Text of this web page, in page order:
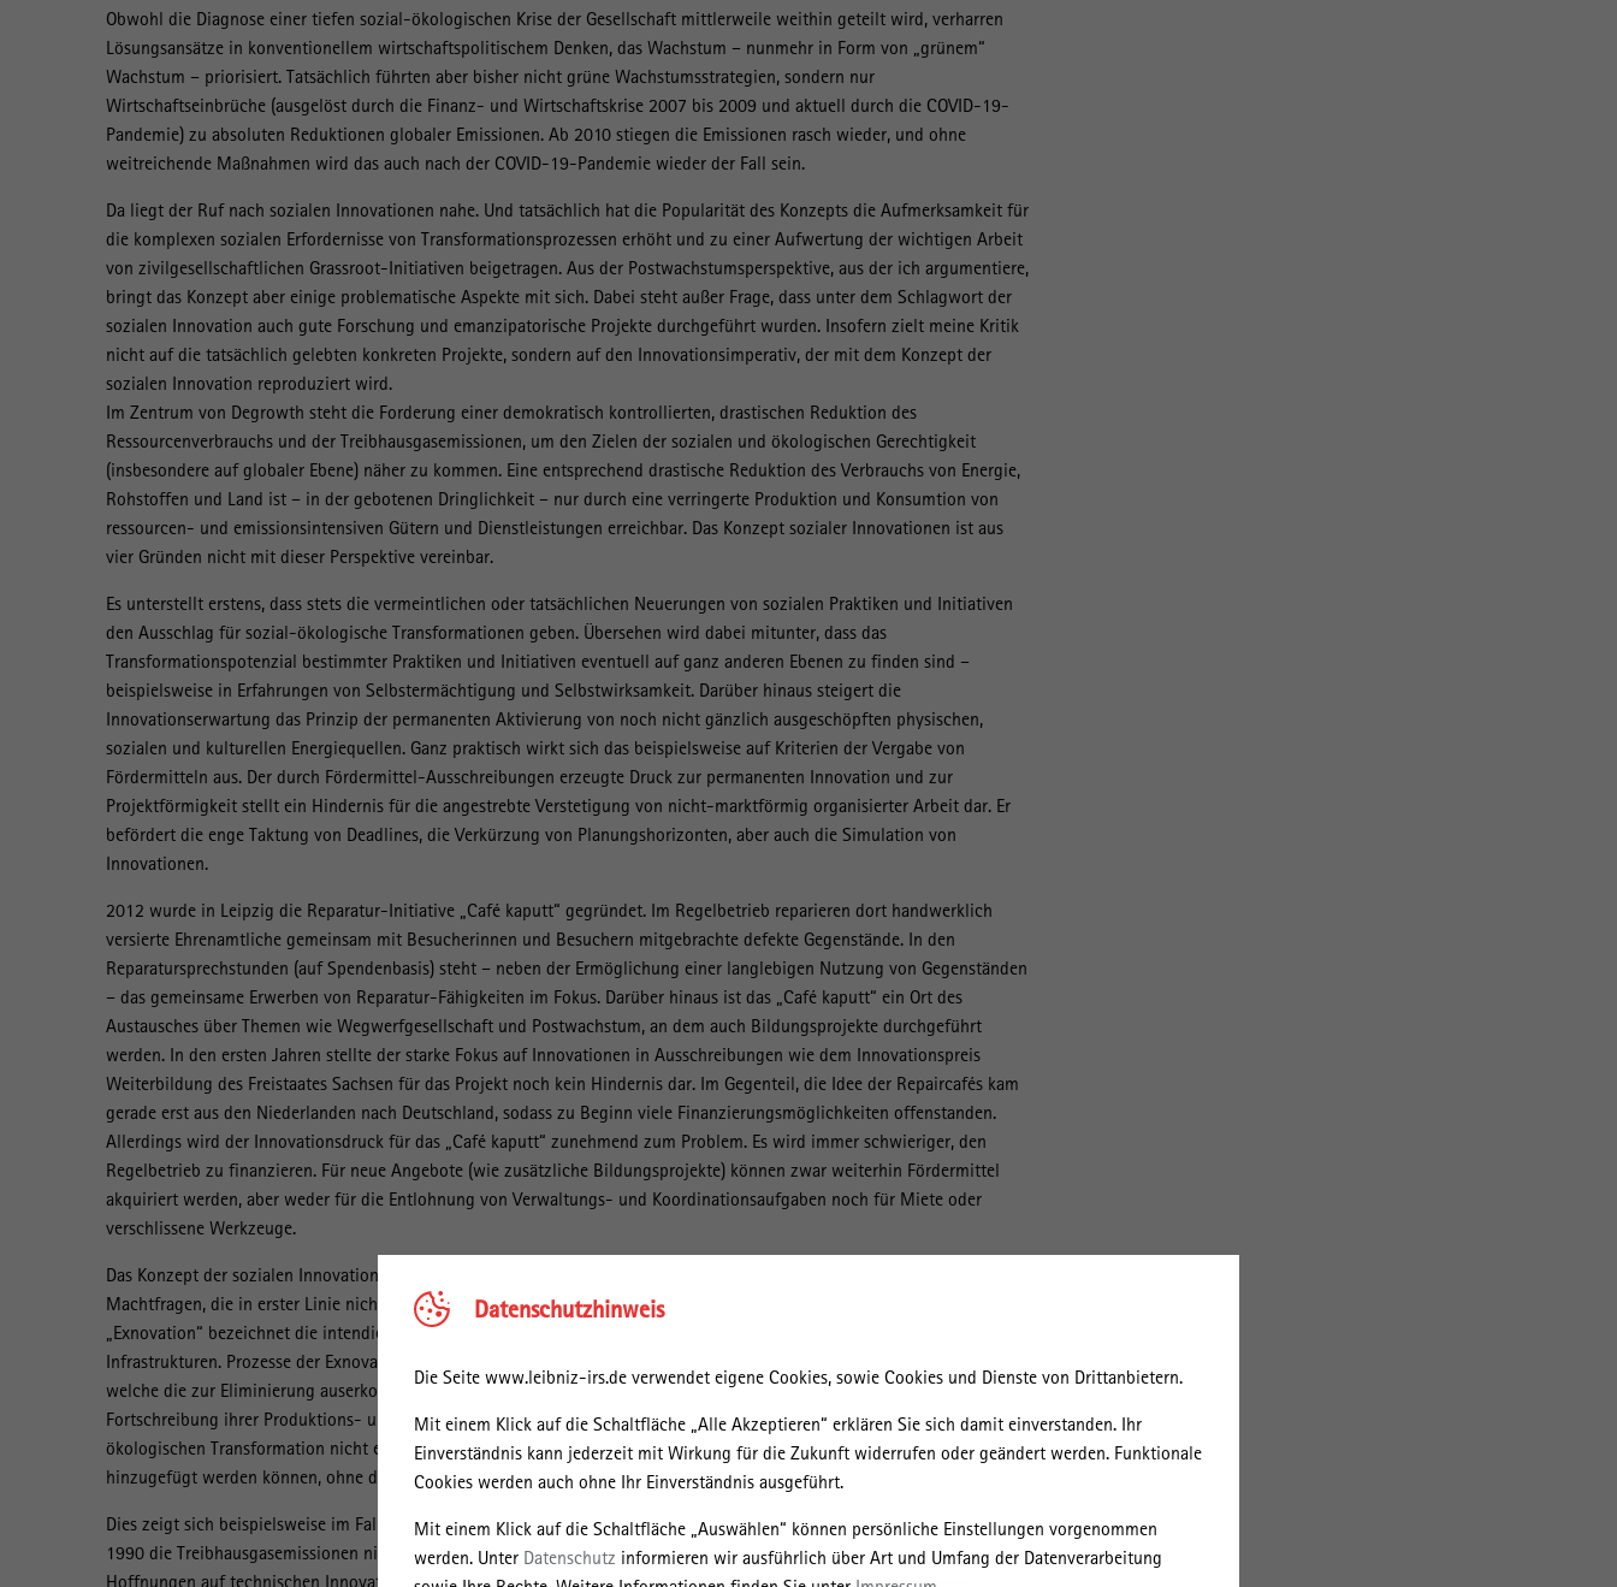
Datenschutzhinweis
Die Seite www.leibniz-irs.de verwendet eigene Cookies, sowie Cookies und Dienste von Drittanbietern.
Mit einem Klick auf die Schaltfläche „Alle Akzeptieren“ erklären Sie sich damit einverstanden. Ihr
Einverständnis kann jederzeit mit Wirkung für die Zukunft widerrufen oder geändert werden. Funktionale
Cookies werden auch ohne Ihr Einverständnis ausgeführt.
Mit einem Klick auf die Schaltfläche „Auswählen“ können persönliche Einstellungen vorgenommen
werden. Unter Datenschutz informieren wir ausführlich über Art und Umfang der Datenverarbeitung
Obwohl die Diagnose einer tiefen sozial-ökologischen Krise der Gesellschaft mittlerweile weithin geteilt wird, verharren
Lösungsansätze in konventionellem wirtschaftspolitischem Denken, das Wachstum – nunmehr in Form von „grünem“
Wachstum – priorisiert. Tatsächlich führten aber bisher nicht grüne Wachstumsstrategien, sondern nur
Wirtschaftseinbrüche (ausgelöst durch die Finanz- und Wirtschaftskrise 2007 bis 2009 und aktuell durch die COVID-19-
Pandemie) zu absoluten Reduktionen globaler Emissionen. Ab 2010 stiegen die Emissionen rasch wieder, und ohne
weitreichende Maßnahmen wird das auch nach der COVID-19-Pandemie wieder der Fall sein.
Da liegt der Ruf nach sozialen Innovationen nahe. Und tatsächlich hat die Popularität des Konzepts die Aufmerksamkeit für
die komplexen sozialen Erfordernisse von Transformationsprozessen erhöht und zu einer Aufwertung der wichtigen Arbeit
von zivilgesellschaftlichen Grassroot-Initiativen beigetragen. Aus der Postwachstumsperspektive, aus der ich argumentiere,
bringt das Konzept aber einige problematische Aspekte mit sich. Dabei steht außer Frage, dass unter dem Schlagwort der
sozialen Innovation auch gute Forschung und emanzipatorische Projekte durchgeführt wurden. Insofern zielt meine Kritik
nicht auf die tatsächlich gelebten konkreten Projekte, sondern auf den Innovationsimperativ, der mit dem Konzept der
sozialen Innovation reproduziert wird.
Im Zentrum von Degrowth steht die Forderung einer demokratisch kon­trollierten, drastischen Reduktion des
Ressourcenverbrauchs und der Treibhausgasemissionen, um den Zielen der sozialen und ökologischen Gerechtigkeit
(insbesondere auf globaler Ebene) näher zu kommen. Eine entsprechend drastische Reduktion des Verbrauchs von Energie,
Rohstoffen und Land ist – in der gebotenen Dringlichkeit – nur durch eine verringerte Produktion und Konsumtion von
ressourcen- und emissionsintensiven Gütern und Dienstleistungen erreichbar. Das Konzept sozialer Innovationen ist aus
vier Gründen nicht mit dieser Perspektive vereinbar.
Es unterstellt erstens, dass stets die vermeintlichen oder tatsächlichen Neuerungen von sozialen Praktiken und Initiativen
den Ausschlag für sozial-ökologische Transformationen geben. Übersehen wird dabei mitunter, dass das
Transformationspotenzial bestimmter Praktiken und Initiativen eventuell auf ganz anderen Ebenen zu finden sind –
beispielsweise in Erfahrungen von Selbstermächtigung und Selbstwirksamkeit. Darüber hinaus steigert die
Innovationserwartung das Prinzip der permanenten Aktivierung von noch nicht gänzlich ausgeschöpften physischen,
sozialen und kulturellen Energiequellen. Ganz praktisch wirkt sich das beispielsweise auf Kriterien der Vergabe von
Fördermitteln aus. Der durch Fördermittel-Ausschreibungen erzeugte Druck zur permanenten Innovation und zur
Projektförmigkeit stellt ein Hindernis für die angestrebte Verstetigung von nicht-marktförmig organisierter Arbeit dar. Er
befördert die enge Taktung von Deadlines, die Verkürzung von Planungshorizonten, aber auch die Simulation von
Innovationen.
2012 wurde in Leipzig die Reparatur-Initiative „Café kaputt“ gegründet. Im Regelbetrieb reparieren dort handwerklich
versierte Ehrenamtliche gemeinsam mit Besucherinnen und Besuchern mitgebrachte defekte Gegenstände. In den
Reparatursprechstunden (auf Spendenbasis) steht – neben der Ermöglichung einer langlebigen Nutzung von Gegenständen
– das gemeinsame Erwerben von Reparatur-Fähigkeiten im Fokus. Darüber hinaus ist das „Café kaputt“ ein Ort des
Austausches über Themen wie Wegwerfgesellschaft und Postwachstum, an dem auch Bildungsprojekte durchgeführt
werden. In den ersten Jahren stellte der starke Fokus auf Innovationen in Ausschreibungen wie dem Innovationspreis
Weiterbildung des Freistaates Sachsen für das Projekt noch kein Hindernis dar. Im Gegenteil, die Idee der Repaircafés kam
gerade erst aus den Niederlanden nach Deutschland, sodass zu Beginn viele Finanzierungsmöglichkeiten offenstanden.
Allerdings wird der Innovationsdruck für das „Café kaputt“ zunehmend zum Problem. Es wird immer schwieriger, den
Regelbetrieb zu finanzieren. Für neue Angebote (wie zusätzliche Bildungsprojekte) können zwar weiterhin Fördermittel
akquiriert werden, aber weder für die Entlohnung von Verwaltungs- und Koordinationsaufgaben noch für Miete oder
verschlissene Werkzeuge.
Das Konzept der sozialen Innovation hat, zweitens, eine „harmonische“ Schlagseite. Unterbelichtet bleiben Konflikte und
Machtfragen, die in erster Linie nicht in Bezug auf Innovationen, sondern in Bezug auf Exnovationen ausgetragen werden.
„Exnovation“ bezeichnet die intendierte Eliminierung (bzw. Rückbau) von Praktiken, Produkten, Technologien und
Infrastrukturen. Prozesse der Exnovation gehen nahezu zwangsläufig mit Konflikten einher. Schließlich haben diejenigen,
welche die zur Eliminierung auserkorenen Elemente produzieren oder nutzen, in der Regel ein Interesse an der
Fortschreibung ihrer Produktions- und Konsummuster. Es ist jedoch offensichtlich, dass in einer ambitionierten sozial-
ökologischen Transformation nicht einfach neue, innovative Praktiken, Produkte, Technologien und Infrastrukturen
hinzugefügt werden können, ohne die bestehenden anzutasten.
Dies zeigt sich beispielsweise im Fall der Mobilität. Verkehr ist der einzige Sektor in Deutschland, in dem im Vergleich zu
1990 die Treibhausgasemissionen nicht zurückgegangen, sondern weiter angestiegen sind. Hier liegen momentan große
Hoffnungen auf technischen Innovationen wie Elektromobilität, aber auch auf sozialen Innovationen wie Car-Sharing. Der